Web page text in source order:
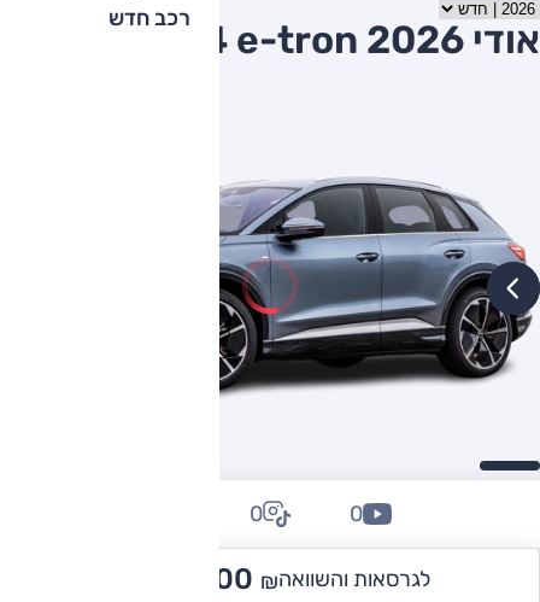
רכב חדש
אודי Q4 e-tron 2026
לגרסאות והשוואה₪
0
0